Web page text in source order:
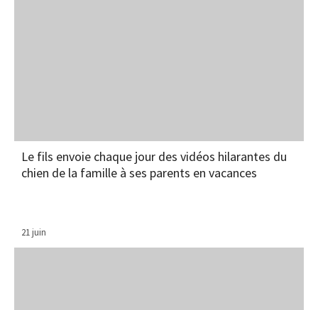
Le fils envoie chaque jour des vidéos hilarantes du
chien de la famille à ses parents en vacances
21 juin